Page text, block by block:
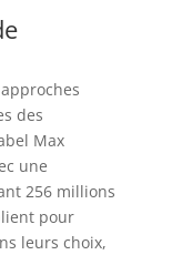
des
Max
une
256 millions
pour
leurs choix,